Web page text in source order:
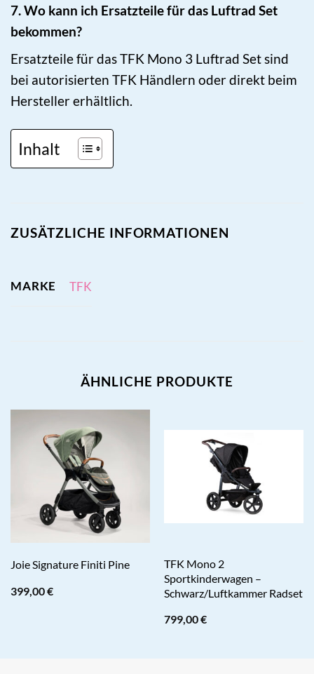
7. Wo kann ich Ersatzteile für das Luftrad Set
bekommen?
Ersatzteile für das TFK Mono 3 Luftrad Set sind
bei autorisierten TFK Händlern oder direkt beim
Hersteller erhältlich.
Inhalt
ZUSÄTZLICHE INFORMATIONEN
MARKE TFK
ÄHNLICHE PRODUKTE
Joie Signature Finiti Pine
399,00€
TFK Mono 2
Sportkinderwagen –
Schwarz/Luftkammer Radset
799,00€